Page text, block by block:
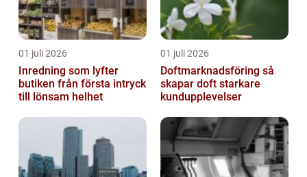
01 juli 2026
Inredning som lyfter
butiken från första intryck
till lönsam helhet
01 juli 2026
Doftmarknadsföring så
skapar doft starkare
kundupplevelser